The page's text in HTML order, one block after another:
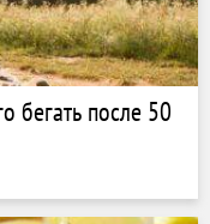
бегать после 50